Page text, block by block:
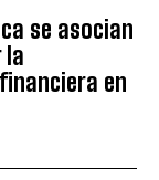
se asocian
la
en